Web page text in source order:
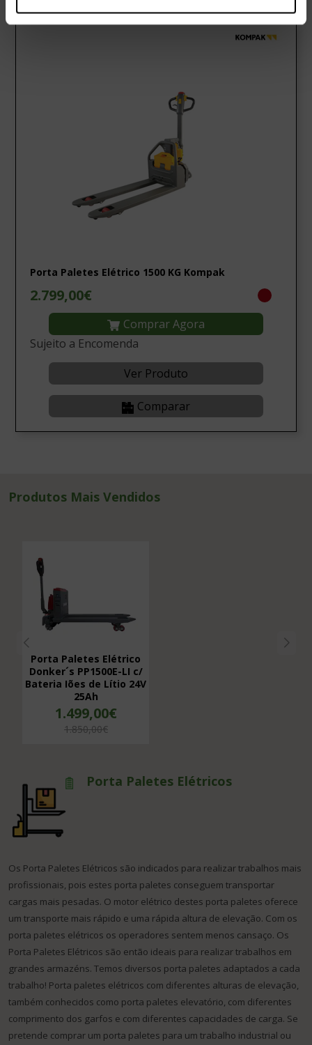
Porta Paletes Elétrico 1500 KG Kompak
2.799,00€
Comprar Agora
Sujeito a Encomenda
Ver Produto
Comparar
Produtos Mais Vendidos
Porta Paletes Elétrico
Donker´s PP1500E-LI c/
Bateria Iões de Lítio 24V
25Ah
1.499,00€
1.850,00€
Porta Paletes Elétricos
Os Porta Paletes Elétricos são indicados para realizar trabalhos mais
profissionais, pois estes porta paletes conseguem transportar
cargas mais pesadas. O motor elétrico destes porta paletes oferece
um transporte mais rápido e uma rápida altura de elevação. Com os
porta paletes elétricos os operadores sentem menos cansaço. Os
Porta Paletes Elétricos são então ideais para realizar trabalhos em
grandes armazéns. Temos diversos porta paletes adaptados a cada
trabalho! Porta paletes elétricos com diferentes alturas de elevação,
também conhecidos como porta paletes elevatório, com diferentes
comprimento dos garfos e com diferentes capacidades de carga. Se
pretende comprar um porta paletes para um trabalho industrial ou